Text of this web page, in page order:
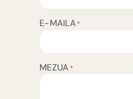
E-MAILA*
MEZUA *